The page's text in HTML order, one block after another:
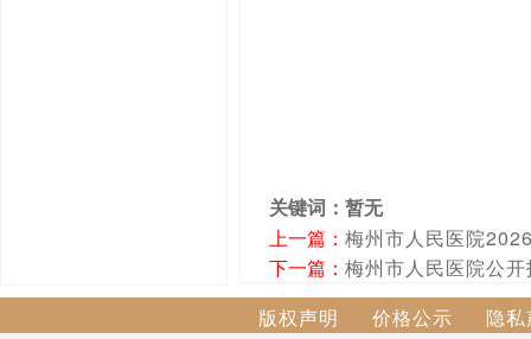
关键词：暂无
上一篇： 梅州市人民医院
下一篇： 梅州市人民医院公
版权声明
价格公示 隐